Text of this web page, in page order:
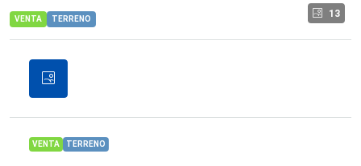
13
VENTA TERRENO
VENTA TERRENO